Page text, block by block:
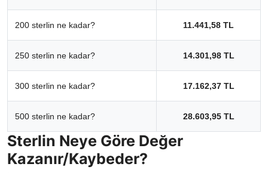
200 sterlin ne kadar? 11.441,58 TL
250 sterlin ne kadar? 14.301,98 TL
300 sterlin ne kadar? 17.162,37 TL
500 sterlin ne kadar? 28.603,95 TL
Sterlin Neye Göre Değer
Kazanır/Kaybeder?